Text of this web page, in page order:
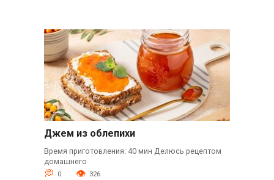
Джем из облепихи
Время приготовления: 40 мин Делюсь рецептом
домашнего
0 326